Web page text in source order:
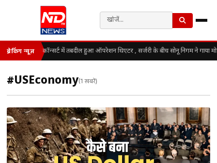
ब्रेकिंग न्यूज़ कॉन्सर्ट में तबदील हुआ ऑपरेशन थिएटर , सर्जरी के बीच सोनू निगम ने गाया
#USEconomy(1 खबरें)